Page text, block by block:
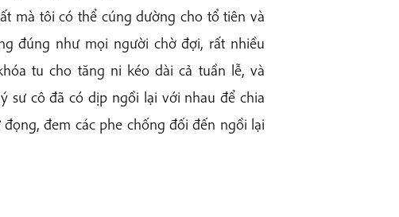
mà tôi có thể cúng dường cho tổ tiên và
đúng như mọi người chờ đợi, rất nhiều
tu cho tăng ni kéo dài cả tuần lễ, và
sư cô đã có dịp ngồi lại với nhau để chia
đem các phe chống đối đến ngồi lại